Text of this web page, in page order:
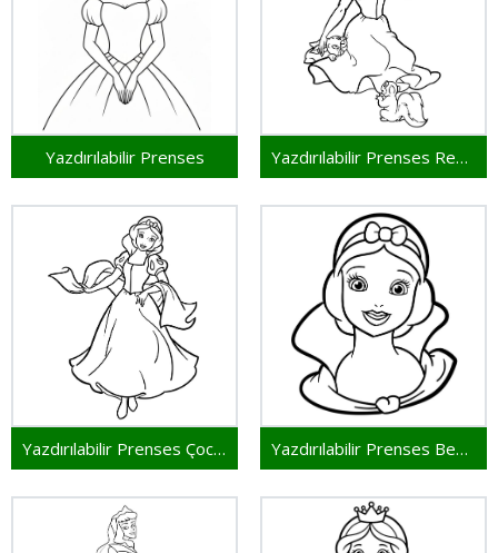
Yazdırılabilir Prenses Yazdırılabilir Prenses Resim
Yazdırılabilir Prenses Çocuklar İçin Yazdırılabilir Prenses Bedava